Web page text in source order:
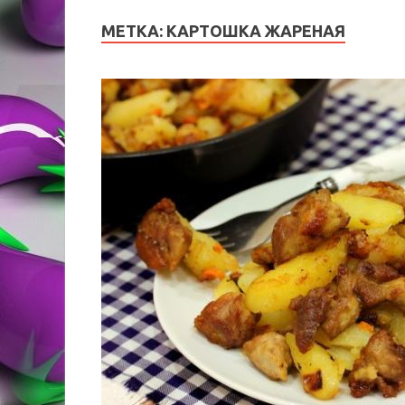
МЕТКА: КАРТОШКА ЖАРЕНАЯ